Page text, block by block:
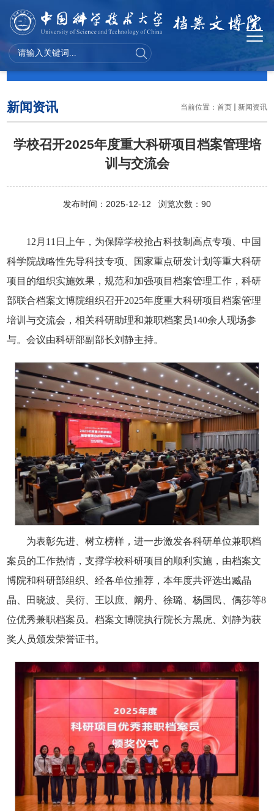
新闻资讯
新闻资讯 当前位置： 首页 新闻资讯
学校召开2025年度重大科研项目档案管理培
训与交流会
发布时间：2025-12-12 浏览次数： 90
12月11日上午，为保障学校抢占科技制高点专项、中国
科学院战略性先导科技专项、国家重点研发计划等重大科研
项目的组织实施效果，规范和加强项目档案管理工作，科研
部联合档案文博院组织召开2025年度重大科研项目档案管理
培训与交流会，相关科研助理和兼职档案员140余人现场参
与。会议由科研部副部长刘静主持。
为表彰先进、树立榜样，进一步激发各科研单位兼职档
案员的工作热情，支撑学校科研项目的顺利实施，由档案文
博院和科研部组织、经各单位推荐，本年度共评选出臧晶
晶、田晓波、吴衍、王以庶、阚丹、徐璐、杨国民、偶莎等8
位优秀兼职档案员。档案文博院执行院长方黑虎、刘静为获
奖人员颁发荣誉证书。